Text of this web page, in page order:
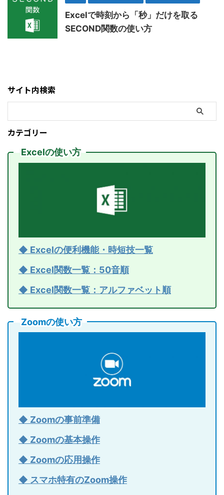
Excelで時刻から「秒」だけを取る
SECOND関数の使い方
サイト内検索
カテゴリー
Excelの使い方
◆ Excelの便利機能・時短技一覧
◆ Excel関数一覧：50音順
◆ Excel関数一覧：アルファベット順
Zoomの使い方
◆ Zoomの事前準備
◆ Zoomの基本操作
◆ Zoomの応用操作
◆ スマホ特有のZoom操作